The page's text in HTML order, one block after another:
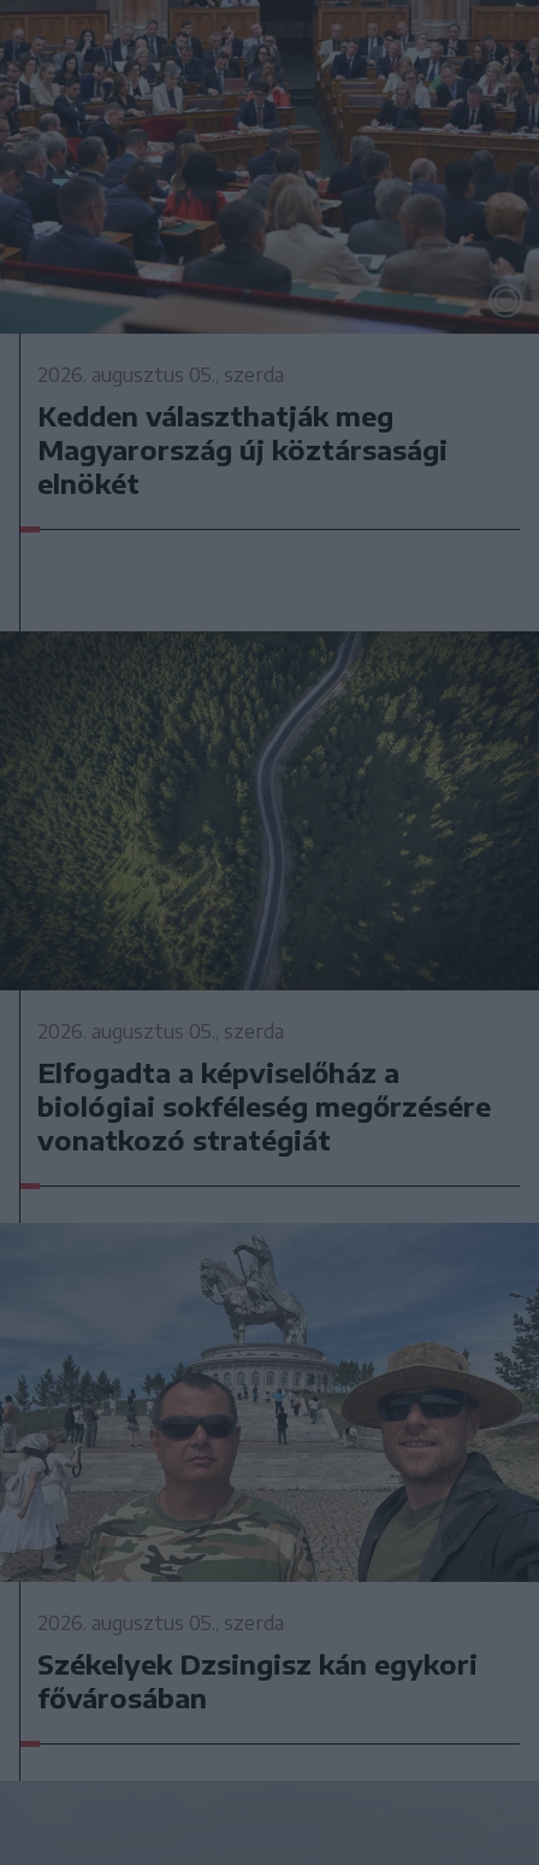
2026. augusztus 05., szerda
Kedden választhatják meg
Magyarország új köztársasági
elnökét
2026. augusztus 05., szerda
Elfogadta a képviselőház a
biológiai sokféleség megőrzésére
vonatkozó stratégiát
2026. augusztus 05., szerda
Székelyek Dzsingisz kán egykori
fővárosában